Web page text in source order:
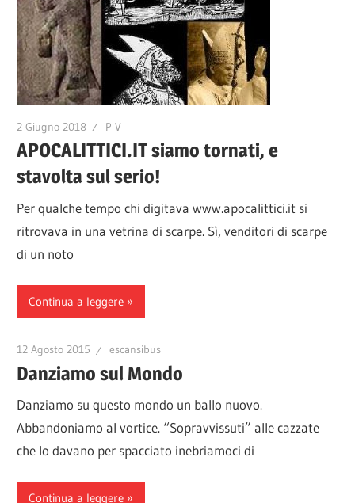
2 Giugno 2018 P V
APOCALITTICI.IT siamo tornati, e
stavolta sul serio!
Per qualche tempo chi digitava www.apocalittici.it si
ritrovava in una vetrina di scarpe. Sì, venditori di scarpe
di un noto
Continua a leggere
12 Agosto 2015 escansibus
Danziamo sul Mondo
Danziamo su questo mondo un ballo nuovo.
Abbandoniamo al vortice. “Sopravvissuti” alle cazzate
che lo davano per spacciato inebriamoci di
Continua a leggere